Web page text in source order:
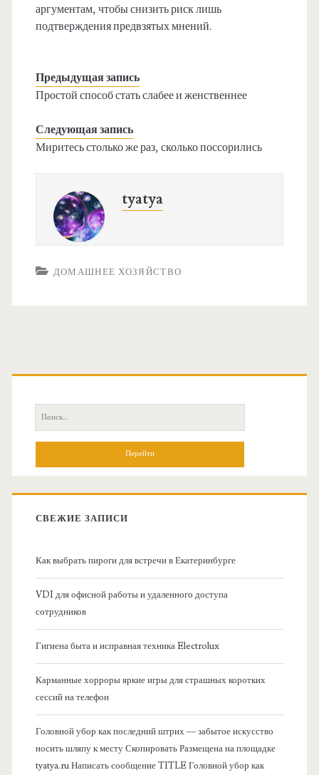
аргументам, чтобы снизить риск лишь
подтверждения предвзятых мнений.
Предыдущая запись
Простой способ стать слабее и женственнее
Следующая запись
Миритесь столько же раз, сколько поссорились
tyatya
ДОМАШНЕЕ ХОЗЯЙСТВО
О
П
о
с
:
СВЕЖИЕ ЗАПИСИ
Как выбрать пироги для встречи в Екатеринбурге
VDI для офисной работы и удаленного доступа
сотрудников
Гигиена быта и исправная техника Electrolux
Карманные хорроры яркие игры для страшных коротких
сессий на телефон
Головной убор как последний штрих — забытое искусство
носить шляпу к месту Скопировать Размещена на площадке
tyatya.ru Написать сообщение TITLE Головной убор как